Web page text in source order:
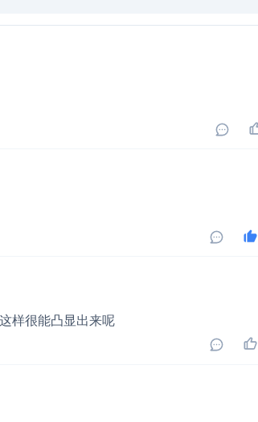
样很能凸显出来呢